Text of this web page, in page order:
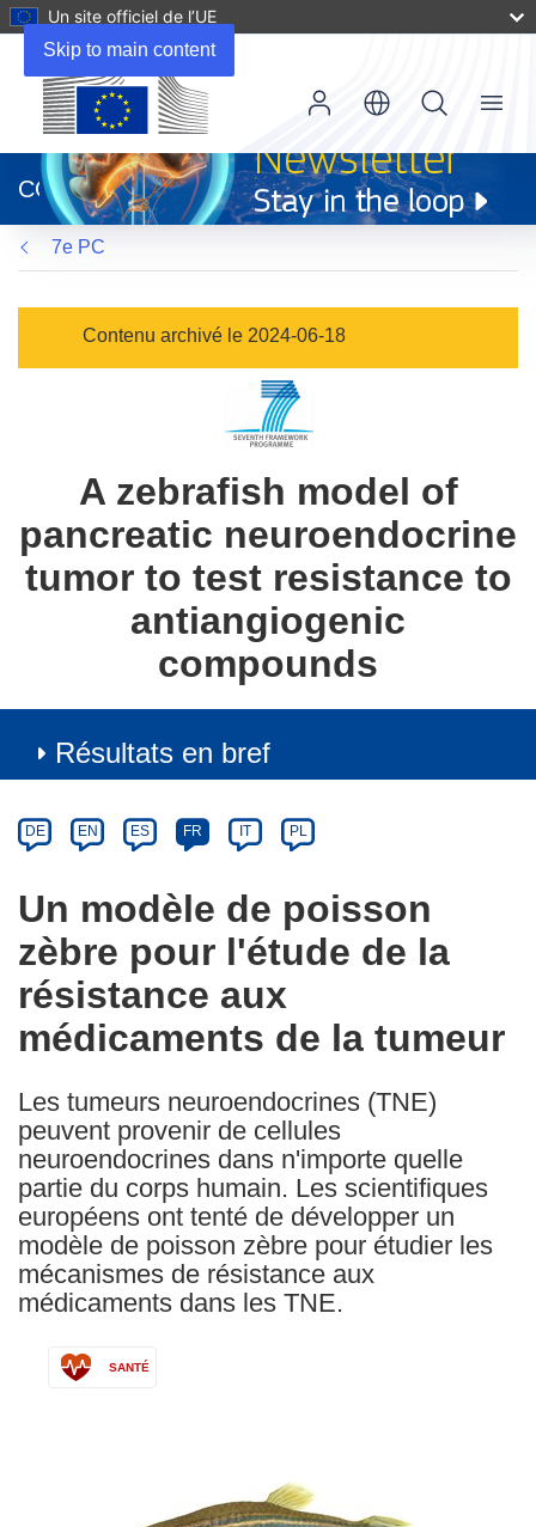
Skip to main content
Un site officiel de l’UE
dans
une
nouvelle
fenêtre)
CORDIS
Menu
7e PC
Contenu archivé le 2024-06-18
A zebrafish model of
pancreatic neuroendocrine
tumor to test resistance to
antiangiogenic
compounds
Résultats en bref
Category
Article
available
the
following
languages:
DE EN ES FR IT PL
Un modèle de poisson
zèbre pour l'étude de la
résistance aux
médicaments de la tumeur
Les tumeurs neuroendocrines (TNE)
peuvent provenir de cellules
neuroendocrines dans n'importe quelle
partie du corps humain. Les scientifiques
européens ont tenté de développer un
modèle de poisson zèbre pour étudier les
mécanismes de résistance aux
médicaments dans les TNE.
SANTÉ